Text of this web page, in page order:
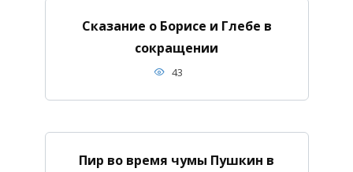
Сказание о Борисе и Глебе в
сокращении
43
Пир во время чумы Пушкин в